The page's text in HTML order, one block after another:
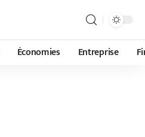
Économies Entreprise